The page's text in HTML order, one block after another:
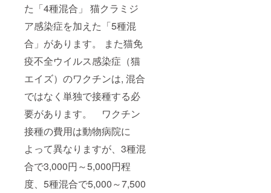
た「4種混合」 猫クラミジ
ア感染症を加えた「5種混
合」があります。 また猫免
疫不全ウイルス感染症（猫
エイズ）のワクチンは, 混合
ではなく単独で接種する必
要があります。 ワクチン
接種の費用は動物病院に
よって異なりますが、3種混
合で3,000円～5,000円程
度、5種混合で5,000～7,500